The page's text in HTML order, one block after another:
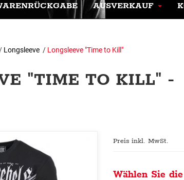
AUSVERKAUF
/ Longsleeve / Longsleeve "Time to Kill"
"TIME TO KILL" -
Preis inkl. MwSt.
Wählen Sie